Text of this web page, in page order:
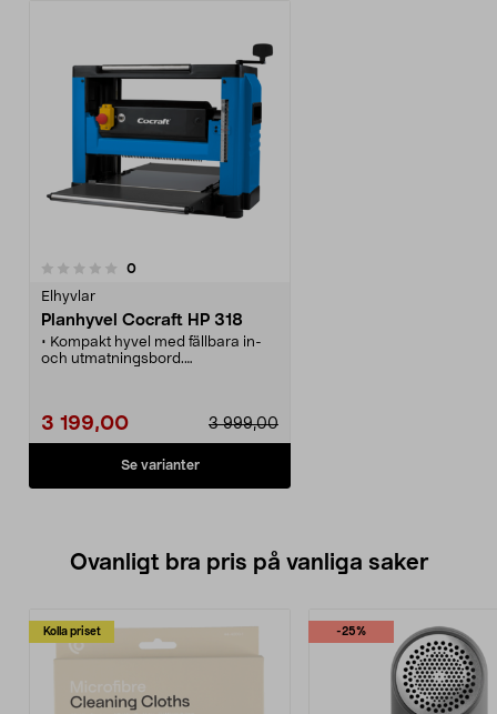
0recensioner
Elhyvlar
Planhyvel Cocraft HP 318
• Kompakt hyvel med fällbara in-
och utmatningsbord.
• Två slipbara stål.
• Anslutning för spånutsug.
3 999,00
3 199,00
Se varianter
Ovanligt bra pris på vanliga saker
Kolla priset -25%